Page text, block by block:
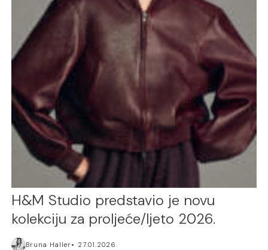
H&M Studio predstavio je novu
kolekciju za proljeće/ljeto 2026.
Bruna Haller 27.01.2026.